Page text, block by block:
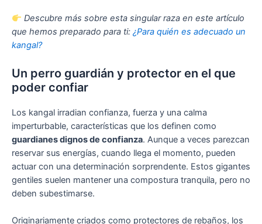
Descubre más sobre esta singular raza en este artículo
que hemos preparado para ti: ¿Para quién es adecuado un
kangal?
Un perro guardián y protector en el que
poder confiar
Los kangal irradian confianza, fuerza y una calma
imperturbable, características que los definen como
guardianes dignos de confianza. Aunque a veces parezcan
reservar sus energías, cuando llega el momento, pueden
actuar con una determinación sorprendente. Estos gigantes
gentiles suelen mantener una compostura tranquila, pero no
deben subestimarse.
Originariamente criados como protectores de rebaños, los